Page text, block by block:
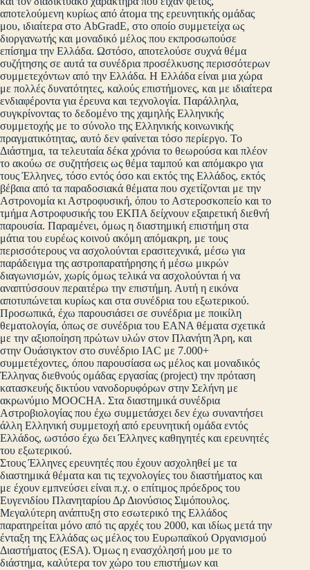
αποτελούμενη κυρίως από άτομα της ερευνητικής ομάδας
μου, ιδιαίτερα στο AbGradE, στο οποίο συμμετείχα ως
διοργανωτής και μοναδικό μέλος που εκπροσωπούσε
επίσημα την Ελλάδα. Ωστόσο, αποτελούσε συχνά θέμα
συζήτησης σε αυτά τα συνέδρια προσέλκυσης περισσότερων
συμμετεχόντων από την Ελλάδα. Η Ελλάδα είναι μια χώρα
με πολλές δυνατότητες, καλούς επιστήμονες, και με ιδιαίτερα
ενδιαφέροντα για έρευνα και τεχνολογία. Παράλληλα,
συγκρίνοντας το δεδομένο της χαμηλής Ελληνικής
συμμετοχής με το σύνολο της Ελληνικής κοινωνικής
πραγματικότητας, αυτό δεν φαίνεται τόσο περίεργο. Το
Διάστημα, τα τελευταία δέκα χρόνια το θεωρούσα και πλέον
το ακούω σε συζητήσεις ως θέμα ταμπού και απόμακρο για
τους Έλληνες, τόσο εντός όσο και εκτός της Ελλάδος, εκτός
βέβαια από τα παραδοσιακά θέματα που σχετίζονται με την
Αστρονομία κι Αστροφυσική, όπου το Αστεροσκοπείο και το
τμήμα Αστροφυσικής του ΕΚΠΑ δείχνουν εξαιρετική διεθνή
παρουσία. Παραμένει, όμως η διαστημική επιστήμη στα
μάτια του ευρέως κοινού ακόμη απόμακρη, με τους
περισσότερους να ασχολούνται ερασιτεχνικά, μέσω για
παράδειγμα της αστροπαρατήρησης ή μέσω μικρών
διαγωνισμών, χωρίς όμως τελικά να ασχολούνται ή να
αναπτύσσουν περαιτέρω την επιστήμη. Αυτή η εικόνα
αποτυπώνεται κυρίως και στα συνέδρια του εξωτερικού.
Προσωπικά, έχω παρουσιάσει σε συνέδρια με ποικίλη
θεματολογία, όπως σε συνέδρια του ΕΑΝΑ θέματα σχετικά
με την αξιοποίηση πρώτων υλών στον Πλανήτη Άρη, και
στην Ουάσιγκτον στο συνέδριο IAC με 7.000+
συμμετέχοντες, όπου παρουσίασα ως μέλος και μοναδικός
Έλληνας διεθνούς ομάδας εργασίας (project) την πρόταση
κατασκευής δικτύου νανοδορυφόρων στην Σελήνη με
ακρωνύμιο MOOCHA. Στα διαστημικά συνέδρια
Αστροβιολογίας που έχω συμμετάσχει δεν έχω συναντήσει
άλλη Ελληνική συμμετοχή από ερευνητική ομάδα εντός
Ελλάδος, ωστόσο έχω δει Έλληνες καθηγητές και ερευνητές
του εξωτερικού.
Στους Έλληνες ερευνητές που έχουν ασχοληθεί με τα
διαστημικά θέματα και τις τεχνολογίες του διαστήματος και
με έχουν εμπνεύσει είναι π.χ. ο επίτιμος πρόεδρος του
Ευγενιδίου Πλανηταρίου Δρ Διονύσιος Σιμόπουλος.
Μεγαλύτερη ανάπτυξη στο εσωτερικό της Ελλάδος
παρατηρείται μόνο από τις αρχές του 2000, και ιδίως μετά την
ένταξη της Ελλάδας ως μέλος του Ευρωπαϊκού Οργανισμού
Διαστήματος (ESA). Όμως η ενασχόλησή μου με το
διάστημα, καλύτερα τον χώρο του επιστήμων και